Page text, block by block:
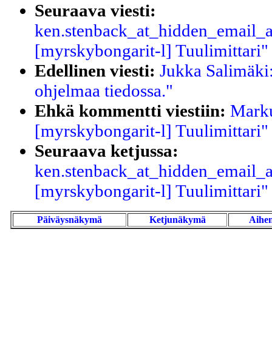
Seuraava viesti:
[myrskybongarit-l] Tuulimittari"
Edellinen viesti: Jukka
ohjelmaa tiedossa."
Ehkä kommentti viestiin:
[myrskybongarit-l] Tuulimittari"
Seuraava ketjussa:
[myrskybongarit-l] Tuulimittari"
Päiväysnäkymä Ketjunäkymä